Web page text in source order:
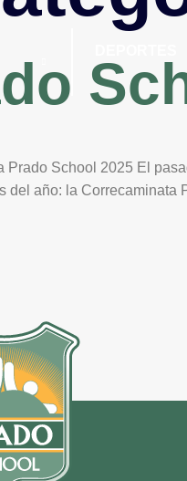
School 2025 El
año: la Correcaminata